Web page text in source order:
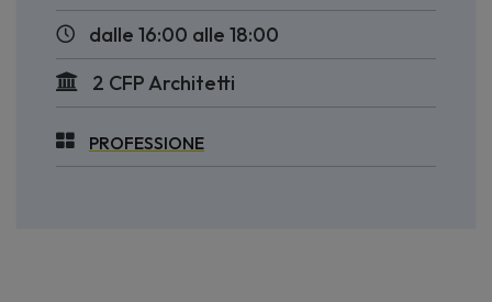
dalle 16:00 alle 18:00
2 CFP Architetti
PROFESSIONE